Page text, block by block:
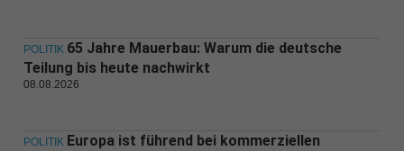
POLITIK 65 Jahre Mauerbau: Warum die deutsche
Teilung bis heute nachwirkt
08.08.2026
POLITIK Europa ist führend bei kommerziellen